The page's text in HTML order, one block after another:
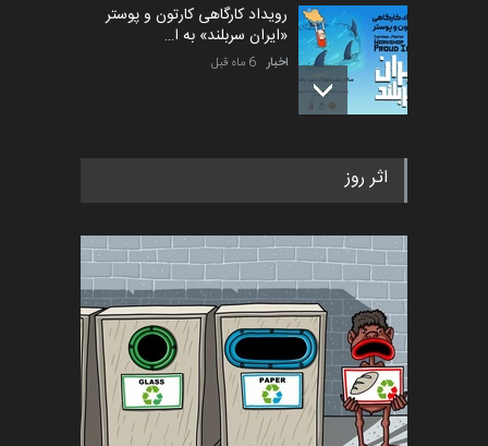
رویداد کارگاهی کارتون و پوستر
«ایران سربلند» به ا…
اخبار 6 ماه قبل
فراخوان رویداد کارگاهی کارتون و
اخبار 6 ماه قبل
تسلیت به همکار | سهراب خیری
اخبار 6 ماه قبل
آغاز دوره‌های تخصصی فصل
اثر روز